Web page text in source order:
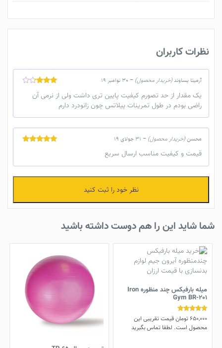
نظرات کاربران
از 5
آرمیتا پساوند(خریدار محصول) – 30 نوامبر 19
یک مقدار از حد تصورم کیفیت پایین تری داشت ولی از نرمی آن
راضی بودم در طول تمرینات پیلاتس چون زانودرد دارم
محسن(خریدار محصول) – 31 جولای 19
قیمت و کیفیت مناسب ارسال سریع
نظر خود را ثبت کنید
شما شاید این را هم دوست داشته باشید
میله بارفیکس چند منظوره Iron
Gym BR-201
نمره
4.83
از 5
650,000 تومانقیمت تقریبی این
محصول است. لطفا تماس بگیرید